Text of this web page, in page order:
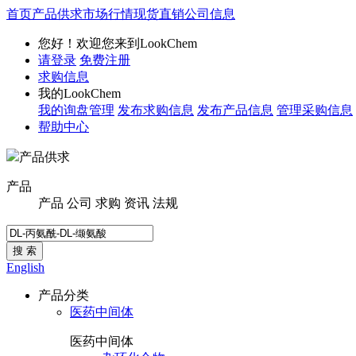
首页产品供求市场行情现货直销公司信息
您好！欢迎您来到LookChem
请登录 免费注册
求购信息
我的LookChem
我的询盘管理 发布求购信息 发布产品信息 管理采购信息
帮助中心
产品供求
产品
产品 公司 求购 资讯 法规
搜 索
English
产品分类
医药中间体
医药中间体